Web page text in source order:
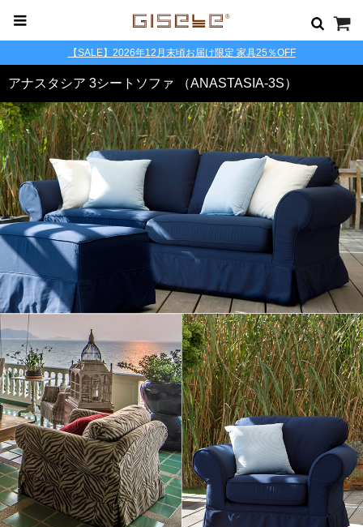
【SALE】2026年12月末頃お届け限定 家具25％OFF
アナスタシア 3シートソファ （ANASTASIA-3S）